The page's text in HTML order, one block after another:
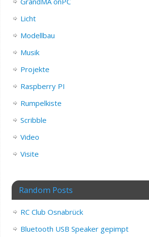
Licht
Modellbau
Musik
Projekte
Raspberry PI
Rumpelkiste
Scribble
Video
Visite
Random Posts
RC Club Osnabrück
Bluetooth USB Speaker gepimpt